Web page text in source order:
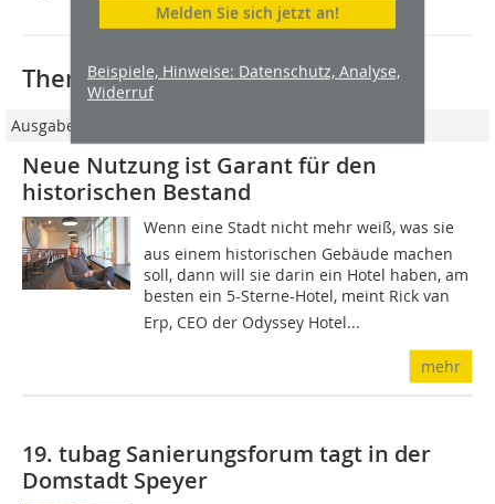
Melden Sie sich jetzt an!
Beispiele, Hinweise: Datenschutz, Analyse,
Widerruf
Thematisch passende Artikel:
Ausgabe 06/2018
Neue Nutzung ist Garant für den
historischen Bestand
Wenn eine Stadt nicht mehr weiß, was sie
aus einem historischen Gebäude machen
soll, dann will sie darin ein Hotel haben, am
besten ein 5-Sterne-Hotel, meint Rick van
Erp, CEO der Odyssey Hotel...
mehr
19. tubag Sanierungsforum tagt in der
Domstadt Speyer